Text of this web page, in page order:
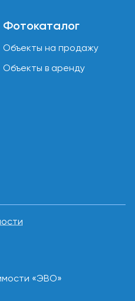
Фотокаталог
Объекты на продажу
Объекты в аренду
«ЭВО»